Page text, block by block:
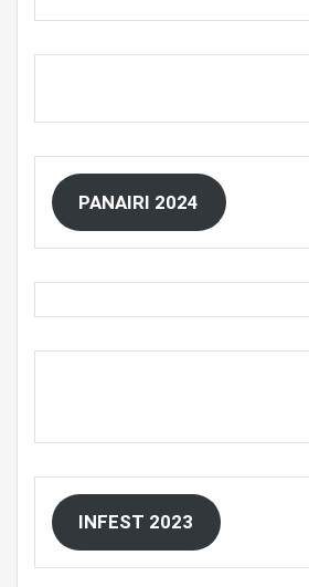
PANAIRI 2024
INFEST 2023